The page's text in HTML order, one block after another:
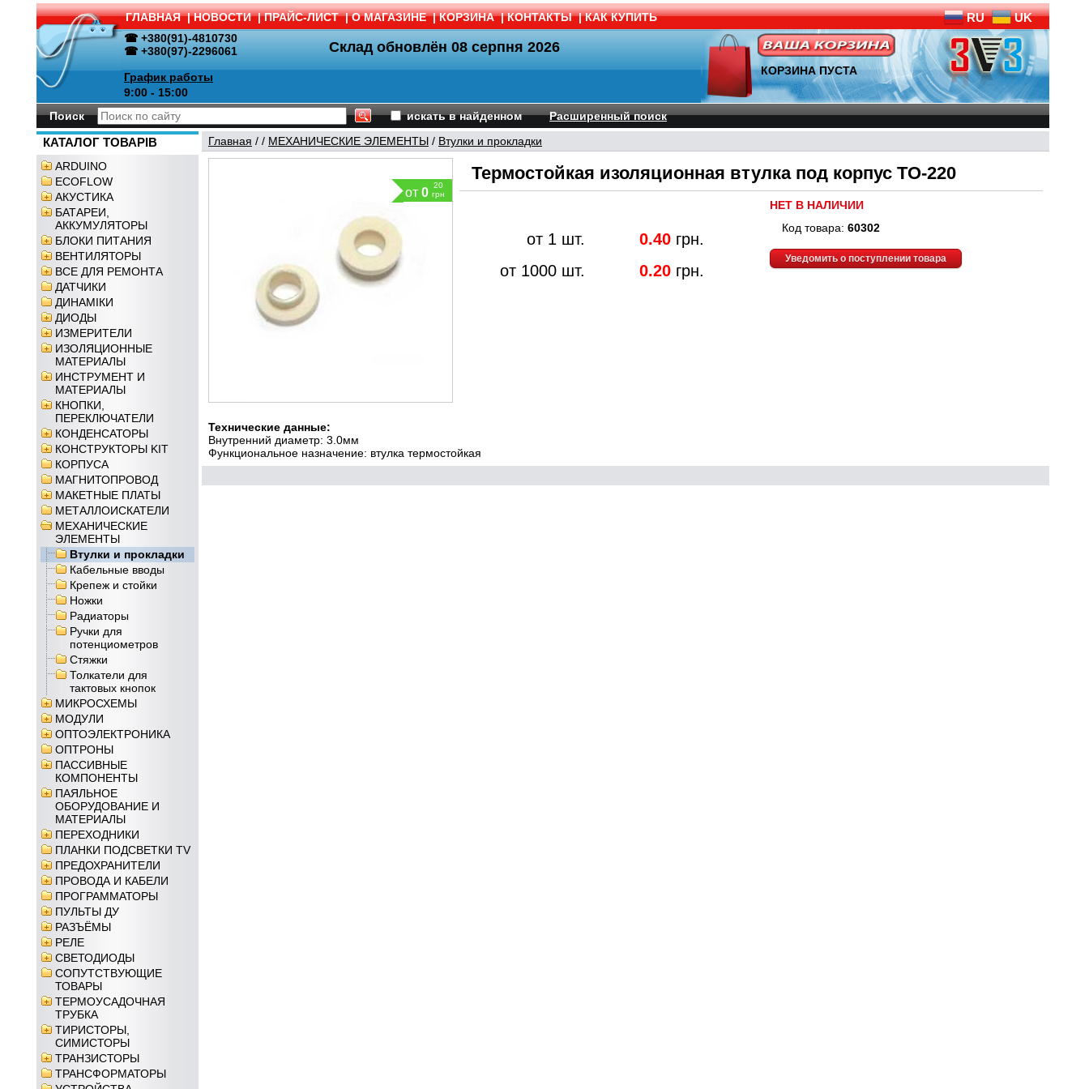
ГЛАВНАЯ | НОВОСТИ | ПРАЙС-ЛИСТ | О МАГАЗИНЕ | КОРЗИНА | КОНТАКТЫ | КАК КУПИТЬ RU UK
☎ +380(91)-4810730
☎ +380(97)-2296061
График работы
9:00 - 15:00
Склад обновлён 08 серпня 2026
КОРЗИНА ПУСТА
Поиск искать в найденном Расширенный поиск
КАТАЛОГ ТОВАРІВ
ARDUINO
ECOFLOW
АКУСТИКА
БАТАРЕИ,
АККУМУЛЯТОРЫ
БЛОКИ ПИТАНИЯ
ВЕНТИЛЯТОРЫ
ВСЕ ДЛЯ РЕМОНТА
ДАТЧИКИ
ДИНАМІКИ
ДИОДЫ
ИЗМЕРИТЕЛИ
ИЗОЛЯЦИОННЫЕ
МАТЕРИАЛЫ
ИНСТРУМЕНТ И
МАТЕРИАЛЫ
КНОПКИ,
ПЕРЕКЛЮЧАТЕЛИ
КОНДЕНСАТОРЫ
КОНСТРУКТОРЫ KIT
КОРПУСА
МАГНИТОПРОВОД
МАКЕТНЫЕ ПЛАТЫ
МЕТАЛЛОИСКАТЕЛИ
МЕХАНИЧЕСКИЕ
ЭЛЕМЕНТЫ
Втулки и прокладки
Кабельные вводы
Крепеж и стойки
Ножки
Радиаторы
Ручки для
потенциометров
Стяжки
Толкатели для
тактовых кнопок
МИКРОСХЕМЫ
МОДУЛИ
ОПТОЭЛЕКТРОНИКА
ОПТРОНЫ
ПАССИВНЫЕ
КОМПОНЕНТЫ
ПАЯЛЬНОЕ
ОБОРУДОВАНИЕ И
МАТЕРИАЛЫ
ПЕРЕХОДНИКИ
ПЛАНКИ ПОДСВЕТКИ TV
ПРЕДОХРАНИТЕЛИ
ПРОВОДА И КАБЕЛИ
ПРОГРАММАТОРЫ
ПУЛЬТЫ ДУ
РАЗЪЁМЫ
РЕЛЕ
СВЕТОДИОДЫ
СОПУТСТВУЮЩИЕ
ТОВАРЫ
ТЕРМОУСАДОЧНАЯ
ТРУБКА
ТИРИСТОРЫ,
СИМИСТОРЫ
ТРАНЗИСТОРЫ
ТРАНСФОРМАТОРЫ
Главная / / МЕХАНИЧЕСКИЕ ЭЛЕМЕНТЫ / Втулки и прокладки
от 0
20
грн
Термостойкая изоляционная втулка под корпус TO-220
от 1 шт. 0.40 грн.
от 1000 шт.
0.20 грн.
НЕТ В НАЛИЧИИ
Код товара: 60302
Уведомить о поступлении товара
Технические данные:
Внутренний диаметр: 3.0мм
Функциональное назначение: втулка термостойкая